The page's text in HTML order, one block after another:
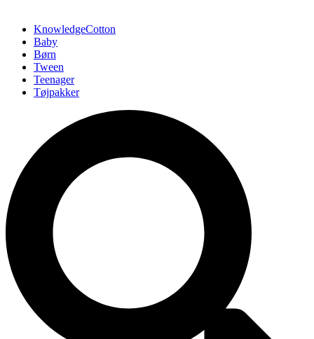
KnowledgeCotton
Baby
Børn
Tween
Teenager
Tøjpakker